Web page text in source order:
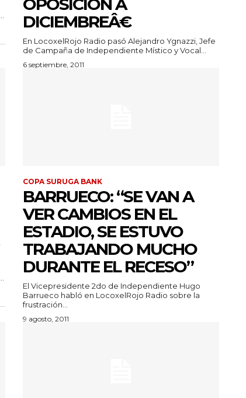
OPOSICIÓN A
DICIEMBREÂ€
En LocoxelRojo Radio pasó Alejandro Ygnazzi, Jefe
de Campaña de Independiente Místico y Vocal...
6 septiembre, 2011
COPA SURUGA BANK
BARRUECO: “SE VAN A
VER CAMBIOS EN EL
ESTADIO, SE ESTUVO
TRABAJANDO MUCHO
DURANTE EL RECESO”
El Vicepresidente 2do de Independiente Hugo
Barrueco habló en LocoxelRojo Radio sobre la
frustración...
9 agosto, 2011